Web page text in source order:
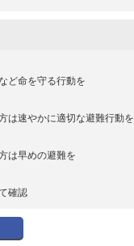
ど命を守る行動を
は速やかに適切な避難行動を
は早めの避難を
確認